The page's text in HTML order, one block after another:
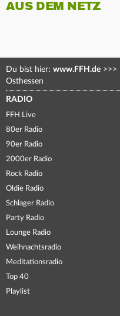
AUS DEM NETZ
Du bist hier: www.FFH.de >>>
Osthessen
RADIO
FFH Live
80er Radio
90er Radio
2000er Radio
Rock Radio
Oldie Radio
Schlager Radio
Party Radio
Lounge Radio
Weihnachtsradio
Meditationsradio
Top 40
Playlist